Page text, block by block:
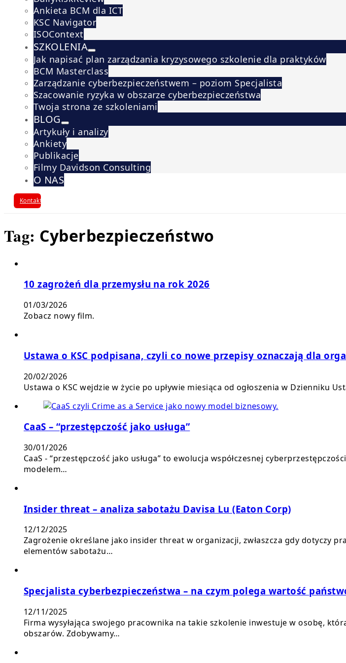
Ankieta BCM dla ICT
KSC Navigator
ISOContext
SZKOLENIA
Jak napisać plan zarządzania kryzysowego szkolenie dla praktyków
BCM Masterclass
Zarządzanie cyberbezpieczeństwem – poziom Specjalista
Szacowanie ryzyka w obszarze cyberbezpieczeństwa
Twoja strona ze szkoleniami
BLOG
Artykuły i analizy
Ankiety
Publikacje
Filmy Davidson Consulting
O NAS
Kontakt
Tag: Cyberbezpieczeństwo
10 zagrożeń dla przemysłu na rok 2026
01/03/2026
Zobacz nowy film.
Ustawa o KSC podpisana, czyli co nowe przepisy oznaczają dla
20/02/2026
Ustawa o KSC wejdzie w życie po upływie miesiąca od ogłoszenia w Dzienniku
CaaS – “przestępczość jako usługa”
30/01/2026
CaaS - “przestępczość jako usługa” to ewolucja współczesnej
modelem…
Insider threat – analiza sabotażu Davisa Lu (Eaton Corp)
12/12/2025
Zagrożenie określane jako insider threat w organizacji, zwłaszcza gdy dotyczy
elementów sabotażu…
Specjalista cyberbezpieczeństwa – na czym polega wartość
12/11/2025
Firma wysyłająca swojego pracownika na takie szkolenie inwestuje w osobę,
obszarów. Zdobywamy…